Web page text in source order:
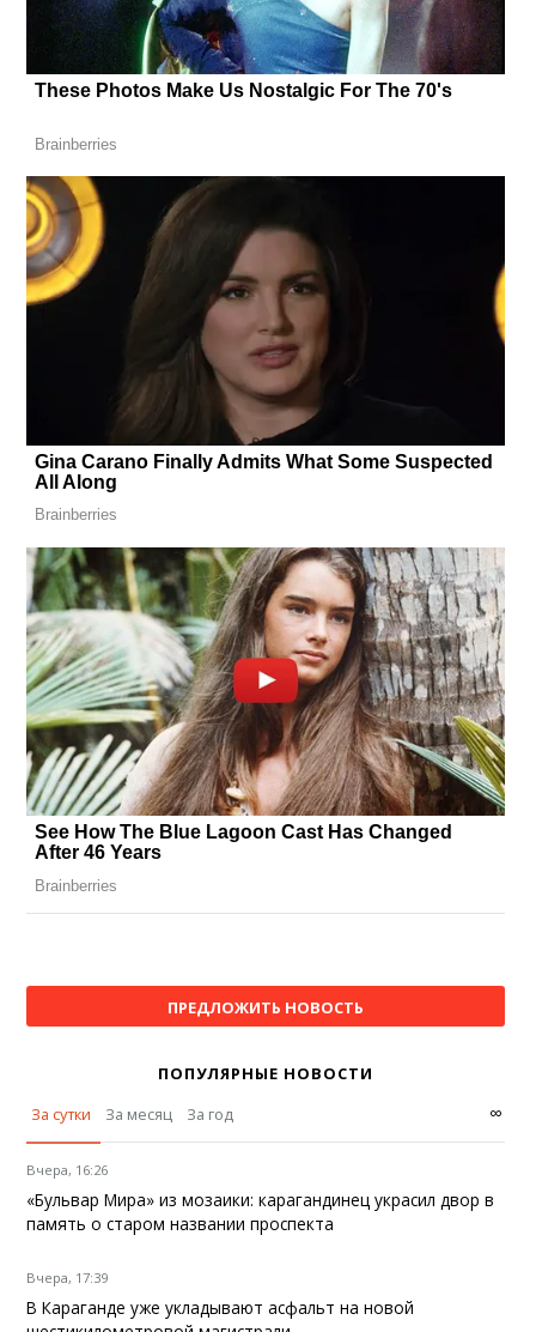
ПРЕДЛОЖИТЬ НОВОСТЬ
ПОПУЛЯРНЫЕ НОВОСТИ
За сутки
За месяц За год ∞
Вчера, 16:26
«Бульвар Мира» из мозаики: карагандинец украсил двор в
память о старом названии проспекта
Вчера, 17:39
В Караганде уже укладывают асфальт на новой